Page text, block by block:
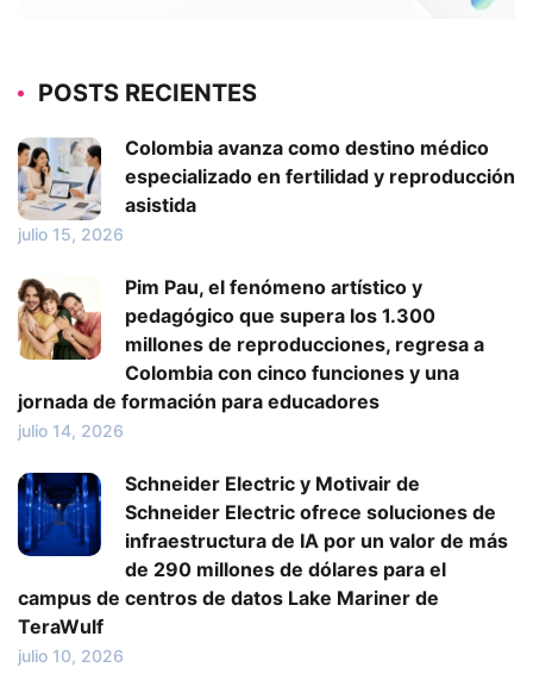
POSTS RECIENTES
Colombia avanza como destino médico
especializado en fertilidad y reproducción
asistida
julio 15, 2026
Pim Pau, el fenómeno artístico y
pedagógico que supera los 1.300
millones de reproducciones, regresa a
Colombia con cinco funciones y una
jornada de formación para educadores
julio 14, 2026
Schneider Electric y Motivair de
Schneider Electric ofrece soluciones de
infraestructura de IA por un valor de más
de 290 millones de dólares para el
campus de centros de datos Lake Mariner de
TeraWulf
julio 10, 2026